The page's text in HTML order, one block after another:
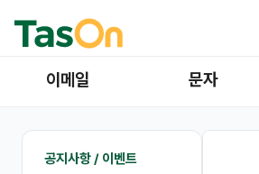
이메일 문자
공지사항 / 이벤트